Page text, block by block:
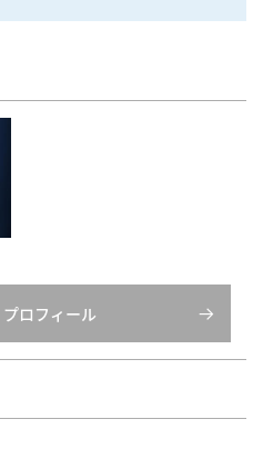
プロフィール